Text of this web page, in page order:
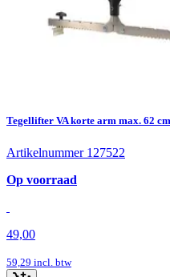
Tegellifter VA korte arm max. 62
Artikelnummer 127522
Op voorraad
49,00
59,29 incl. btw